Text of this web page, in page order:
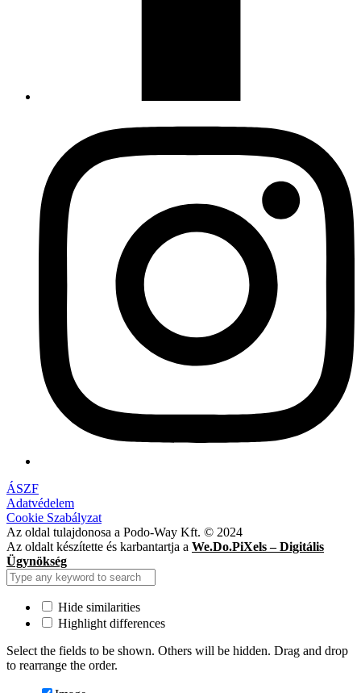
ÁSZF
Adatvédelem
Cookie Szabályzat
Az oldal tulajdonosa a Podo-Way Kft. © 2024
Az oldalt készítette és karbantartja a We.Do.PiXels – Digitális
Ügynökség
Hide similarities
Highlight differences
Select the fields to be shown. Others will be hidden. Drag and drop
to rearrange the order.